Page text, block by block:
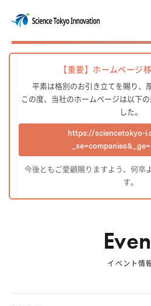
【重要】ホームページ
平素は格別のお引き立てを賜り、
この度、当社のホームページは以下
した。
https://sciencetokyo-
今後ともご愛顧賜りますよう、何卒
す。
イベント情